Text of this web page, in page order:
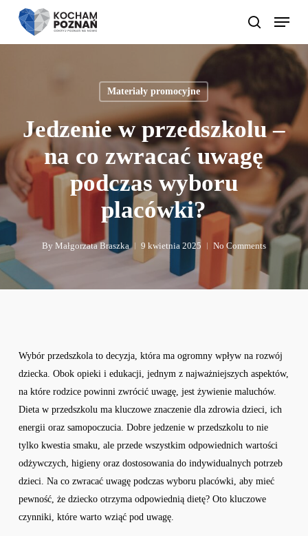
main
search
Menu
Materiały promocyjne
Jedzenie w przedszkolu –
na co zwracać uwagę
podczas wyboru
placówki?
By Małgorzata Braszka 9 kwietnia 2025 No Comments
Wybór przedszkola to decyzja, która ma ogromny wpływ na rozwój
dziecka. Obok opieki i edukacji, jednym z najważniejszych aspektów,
na które rodzice powinni zwrócić uwagę, jest żywienie maluchów.
Dieta w przedszkolu ma kluczowe znaczenie dla zdrowia dzieci, ich
energii oraz samopoczucia. Dobre jedzenie w przedszkolu to nie
tylko kwestia smaku, ale przede wszystkim odpowiednich wartości
odżywczych, higieny oraz dostosowania do indywidualnych potrzeb
dzieci. Na co zwracać uwagę podczas wyboru placówki, aby mieć
pewność, że dziecko otrzyma odpowiednią dietę? Oto kluczowe
czynniki, które warto wziąć pod uwagę.